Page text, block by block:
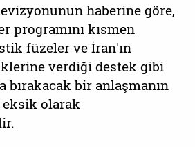
haberine göre,
programını kısmen
füzeler ve İran'ın
verdiği destek gibi
bırakacak bir anlaşmanın
eksik olarak